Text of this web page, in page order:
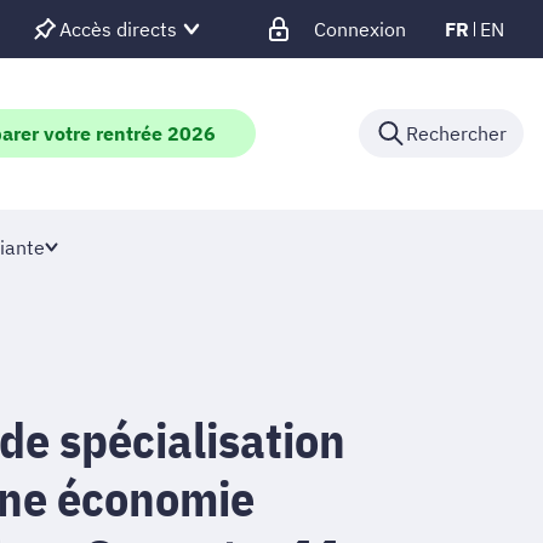
Accès directs Connexion FR EN
votre rentrée 2026 Rechercher
spécialisation
économie